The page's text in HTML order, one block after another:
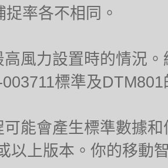
率各不相同。
高風力設置時的情況
標準及
可能會產生標準數據
以上版本。你的移動